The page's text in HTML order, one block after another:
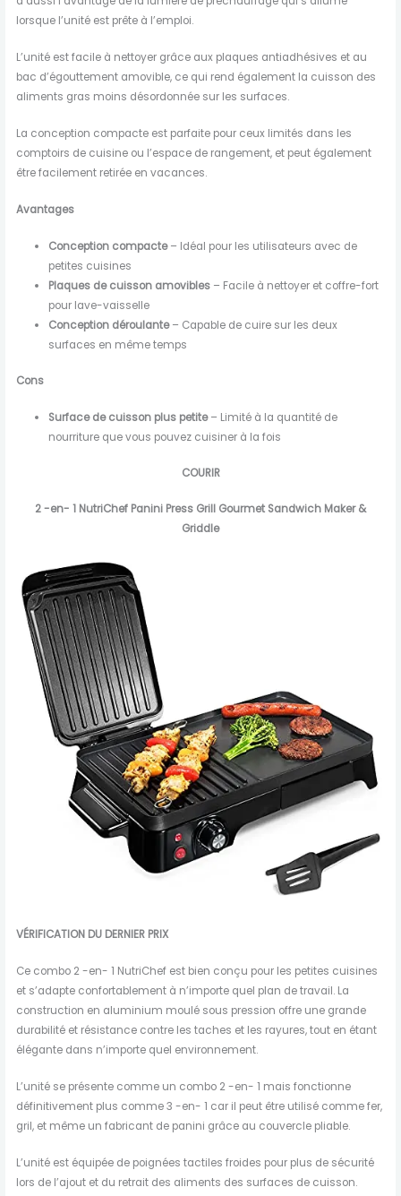
lorsque l’unité est prête à l’emploi.
L’unité est facile à nettoyer grâce aux plaques antiadhésives et au
bac d’égouttement amovible, ce qui rend également la cuisson des
aliments gras moins désordonnée sur les surfaces.
La conception compacte est parfaite pour ceux limités dans les
comptoirs de cuisine ou l’espace de rangement, et peut également
être facilement retirée en vacances.
Avantages
Conception compacte– Idéal pour les utilisateurs avec de
petites cuisines
Plaques de cuisson amovibles– Facile à nettoyer et coffre-fort
pour lave-vaisselle
Conception déroulante– Capable de cuire sur les deux
surfaces en même temps
Cons
Surface de cuisson plus petite– Limité à la quantité de
nourriture que vous pouvez cuisiner à la fois
COURIR
2 -en- 1 NutriChef Panini Press Grill Gourmet Sandwich Maker &
Griddle
VÉRIFICATION DU DERNIER PRIX
Ce combo 2 -en- 1 NutriChef est bien conçu pour les petites cuisines
et s’adapte confortablement à n’importe quel plan de travail. La
construction en aluminium moulé sous pression offre une grande
durabilité et résistance contre les taches et les rayures, tout en étant
élégante dans n’importe quel environnement.
L’unité se présente comme un combo 2 -en- 1 mais fonctionne
définitivement plus comme 3 -en- 1 car il peut être utilisé comme fer,
gril, et même un fabricant de panini grâce au couvercle pliable.
L’unité est équipée de poignées tactiles froides pour plus de sécurité
lors de l’ajout et du retrait des aliments des surfaces de cuisson.